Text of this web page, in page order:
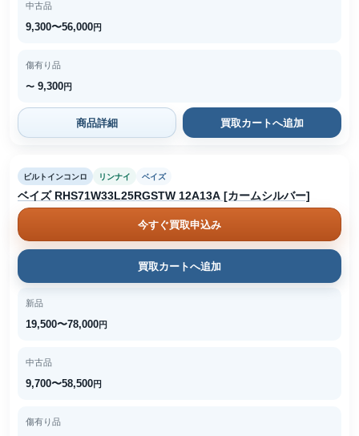
中古品
9,300〜56,000円
傷有り品
〜 9,300円
商品詳細 買取カートへ追加
ビルトインコンロ リンナイ ベイズ
ベイズ RHS71W33L25RGSTW 12A13A [カームシルバー]
今すぐ買取申込み
買取カートへ追加
新品
19,500〜78,000円
中古品
9,700〜58,500円
傷有り品